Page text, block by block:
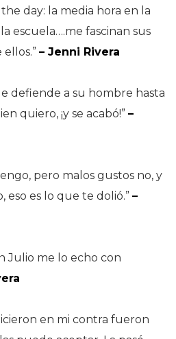
day: la media hora en la
escuela….me fascinan sus
– Jenni Rivera
defiende a su hombre hasta
quiero, ¡y se acabó!” –
pero malos gustos no, y
eso es lo que te dolió.” –
Julio me lo echo con
en mi contra fueron